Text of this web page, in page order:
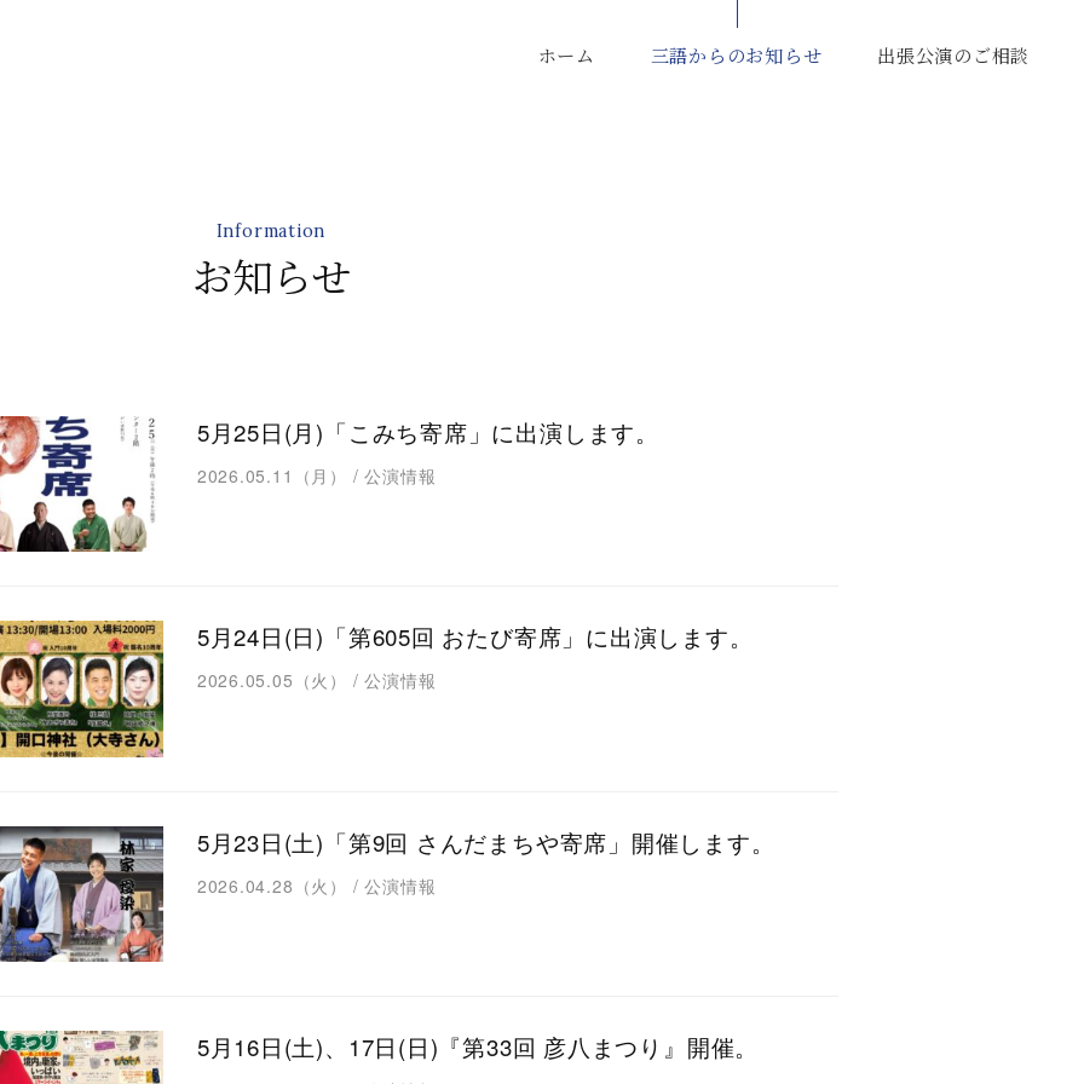
ホーム 三語からのお知らせ 出張公演のご相談
Information
お知らせ
5月25日(月)「こみち寄席」に出演します。
2026.05.11（月） /公演情報
5月24日(日)「第605回 おたび寄席」に出演します。
2026.05.05（火） /公演情報
5月23日(土)「第9回 さんだまちや寄席」開催します。
2026.04.28（火） /公演情報
5月16日(土)、17日(日)『第33回 彦八まつり』開催。